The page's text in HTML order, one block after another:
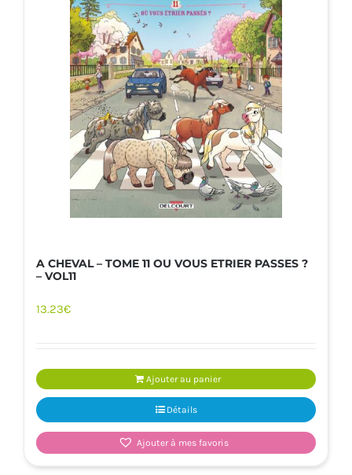
A CHEVAL – TOME 11 OU VOUS ETRIER PASSES ?
– VOL11
13.23€
Ajouter au panier
Détails
Ajouter à mes favoris